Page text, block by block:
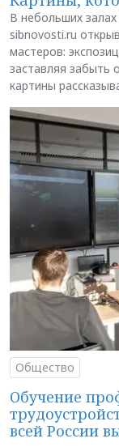
В небольших
sibnovosti.ru
мастеров:
заставляя забыть
картины
Общество
Обучение
всей России